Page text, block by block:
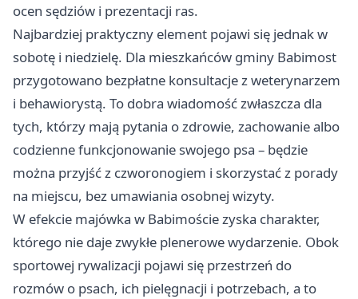
ocen sędziów i prezentacji ras.
Najbardziej praktyczny element pojawi się jednak w
sobotę i niedzielę. Dla mieszkańców gminy Babimost
przygotowano bezpłatne konsultacje z weterynarzem
i behawiorystą. To dobra wiadomość zwłaszcza dla
tych, którzy mają pytania o zdrowie, zachowanie albo
codzienne funkcjonowanie swojego psa – będzie
można przyjść z czworonogiem i skorzystać z porady
na miejscu, bez umawiania osobnej wizyty.
W efekcie majówka w Babimoście zyska charakter,
którego nie daje zwykłe plenerowe wydarzenie. Obok
sportowej rywalizacji pojawi się przestrzeń do
rozmów o psach, ich pielęgnacji i potrzebach, a to